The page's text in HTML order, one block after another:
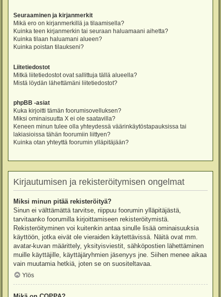
Seuraaminen ja kirjanmerkit
Mikä ero on kirjanmerkillä ja tilaamisella?
Kuinka teen kirjanmerkin tai seuraan haluamaani aihetta?
Kuinka tilaan haluamani alueen?
Kuinka poistan tilaukseni?
Liitetiedostot
Mitkä liitetiedostot ovat sallittuja tällä alueella?
Mistä löydän lähettämäni liitetiedostot?
phpBB -asiat
Kuka kirjoitti tämän foorumisovelluksen?
Miksi ominaisuutta X ei ole saatavilla?
Keneen minun tulee olla yhteydessä väärinkäytöstapauksissa tai
lakiasioissa tähän foorumiin liittyen?
Kuinka otan yhteyttä foorumin ylläpitäjään?
Kirjautumisen ja rekisteröitymisen ongelmat
Miksi minun pitää rekisteröityä?
Sinun ei välttämättä tarvitse, riippuu foorumin ylläpitäjästä,
tarvitaanko foorumilla kirjoittamiseen rekisteröitymistä.
Rekisteröityminen voi kuitenkin antaa sinulle lisää ominaisuuksia
käyttöön, jotka eivät ole vieraiden käytettävissä. Näitä ovat mm.
avatar-kuvan määrittely, yksityisviestit, sähköpostien lähettäminen
muille käyttäjille, käyttäjäryhmien jäsenyys jne. Siihen menee aikaa
vain muutamia hetkiä, joten se on suositeltavaa.
Ylös